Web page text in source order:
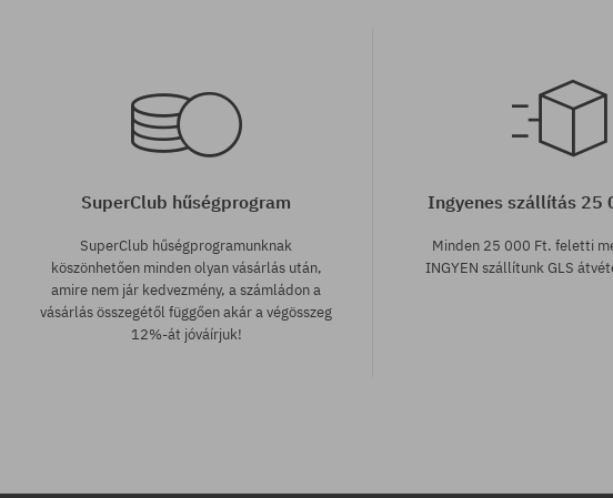
SuperClub hűségprogram
SuperClub hűségprogramunknak
köszönhetően minden olyan vásárlás után,
amire nem jár kedvezmény, a számládon a
vásárlás összegétől függően akár a végösszeg
12%-át jóváírjuk!
Ingyenes szállítás 25
Minden 25 000 Ft. feletti
INGYEN szállítunk GLS